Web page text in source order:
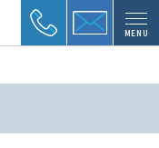
MENU